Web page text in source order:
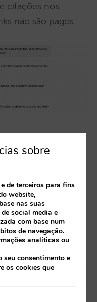
citações nos
não são pagos.
de IA
de
A IA poderia
por clique que foi
motores de
afirma o seguinte
de links aos
sobre
de terceiros para fins
website,
nas suas
social media e
com base num
de navegação.
analíticas ou
seu consentimento e
os cookies que